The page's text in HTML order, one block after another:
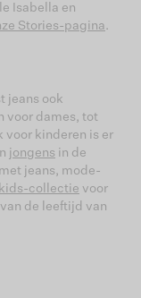
Isabella en
Stories-pagina .
jeans ook
voor dames, tot
voor kinderen is er
jongens in de
jeans, mode-
kids-collectie voor
de leeftijd van